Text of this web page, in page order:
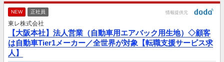
NEW 正社員 情報提供元
東レ株式会社
【大阪本社】法人営業（自動車用エアバック用生地）◇顧客
は自動車Tier1メーカー／全世界が対象【転職支援サービス求
人】